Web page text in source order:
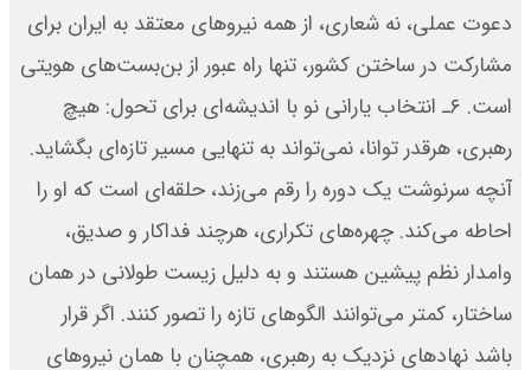
دعوت عملی، نه شعاری، از همه نیروهای معتقد به ایران برای
مشارکت در ساختن کشور، تنها راه عبور از بن‌بست‌های هویتی
است. ۶ـ انتخاب یارانی نو با اندیشه‌ای برای تحول: هیچ
رهبری، هرقدر توانا، نمی‌تواند به تنهایی مسیر تازه‌ای بگشاید.
آنچه سرنوشت یک دوره را رقم می‌زند، حلقه‌ای است که او را
احاطه می‌کند. چهره‌های تکراری، هرچند فداکار و صدیق،
وامدار نظم پیشین هستند و به دلیل زیست طولانی در همان
ساختار، کمتر می‌توانند الگوهای تازه را تصور کنند. اگر قرار
باشد نهادهای نزدیک به رهبری، همچنان با همان نیروهای